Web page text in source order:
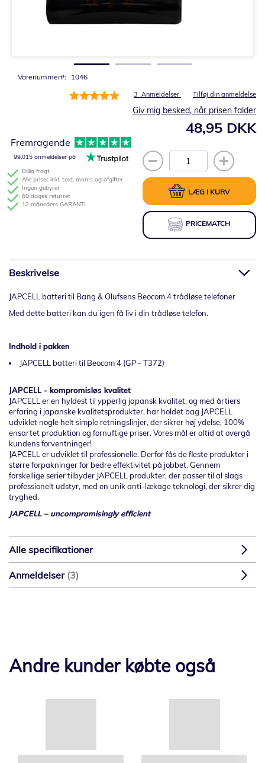
Varenummer 1046
Bedømmelse:
3 Anmeldelser Tilføj din anmeldelse
48,95 DKK
Giv mig besked, når prisen falder
LÆG I KURV
PRICEMATCH
Billig fragt
Alle priser inkl. told, moms og afgifter
Ingen gebyrer
60 dages returret
12 måneders GARANTI
Fremragende
99,015 anmeldelser på
Beskrivelse
JAPCELL batteri til Bang & Olufsens Beocom 4 trådløse telefoner
Med dette batteri kan du igen få liv i din trådløse telefon.
Indhold i pakken
JAPCELL batteri til Beocom 4 (GP - T372)
JAPCELL - kompromisløs kvalitet
JAPCELL er en hyldest til ypperlig japansk kvalitet, og med årtiers
erfaring i japanske kvalitetsprodukter, har holdet bag JAPCELL
udviklet nogle helt simple retningslinjer, der sikrer høj ydelse, 100%
ensartet produktion og fornuftige priser. Vores mål er altid at overgå
kundens forventninger!
JAPCELL er udviklet til professionelle. Derfor fås de fleste produkter i
større forpakninger for bedre effektivitet på jobbet. Gennem
forskellige serier tilbyder JAPCELL produkter, der passer til al slags
professionelt udstyr, med en unik anti-lækage teknologi, der sikrer dig
tryghed.
JAPCELL – uncompromisingly efficient
Alle specifikationer
Anmeldelser 3
Andre kunder købte også